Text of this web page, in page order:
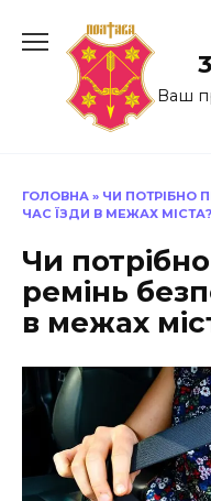
до
Ваш
ГОЛОВНА » ЧИ ПОТРІБНО
ЧАС ЇЗДИ В МЕЖАХ МІСТА?
Чи
ремінь
в межах